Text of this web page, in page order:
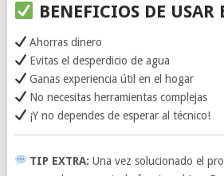
BENEFICIOS DE USAR
Ahorras dinero
Evitas el desperdicio de agua
Ganas experiencia útil en el hogar
No necesitas herramientas complejas
¡Y no dependes de esperar al técnico!
TIP EXTRA: Una vez solucionado el